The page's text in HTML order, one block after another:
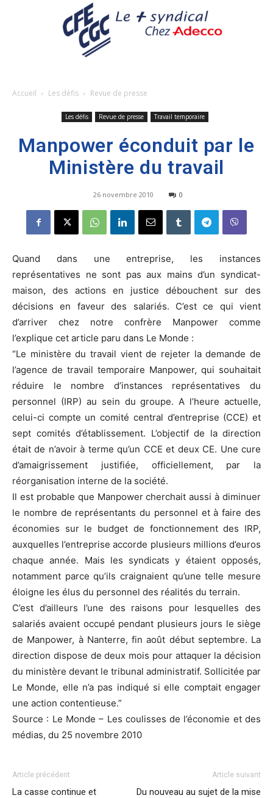
Accueil Les défis Revue de presse
Les défis Revue de presse Travail temporaire
Manpower éconduit par le
Ministère du travail
26 novembre 2010 0
Quand dans une entreprise, les instances
représentatives ne sont pas aux mains d’un syndicat-
maison, des actions en justice débouchent sur des
décisions en faveur des salariés. C’est ce qui vient
d’arriver chez notre confrère Manpower comme
l’explique cet article paru dans Le Monde :
“Le ministère du travail vient de rejeter la demande de
l’agence de travail temporaire Manpower, qui souhaitait
réduire le nombre d’instances représentatives du
personnel (IRP) au sein du groupe. A l’heure actuelle,
celui-ci compte un comité central d’entreprise (CCE) et
sept comités d’établissement. L’objectif de la direction
était de n’avoir à terme qu’un CCE et deux CE. Une cure
d’amaigrissement justifiée, officiellement, par la
réorganisation interne de la société.
Il est probable que Manpower cherchait aussi à diminuer
le nombre de représentants du personnel et à faire des
économies sur le budget de fonctionnement des IRP,
auxquelles l’entreprise accorde plusieurs millions d’euros
chaque année. Mais les syndicats y étaient opposés,
notamment parce qu’ils craignaient qu’une telle mesure
éloigne les élus du personnel des réalités du terrain.
C’est d’ailleurs l’une des raisons pour lesquelles des
salariés avaient occupé pendant plusieurs jours le siège
de Manpower, à Nanterre, fin août début septembre. La
direction dispose de deux mois pour attaquer la décision
du ministère devant le tribunal administratif. Sollicitée par
Le Monde, elle n’a pas indiqué si elle comptait engager
une action contentieuse.”
Source : Le Monde – Les coulisses de l’économie et des
médias, du 25 novembre 2010
Article précédent
La casse continue et
Article suivant
Du nouveau au sujet de la mise